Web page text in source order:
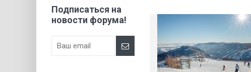
Подписаться на
новости форума!